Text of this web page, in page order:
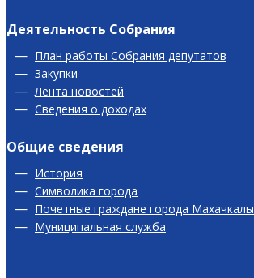
Деятельность Собрания
План работы Собрания депутатов
Закупки
Лента новостей
Сведения о доходах
Общие сведения
История
Символика города
Почетные граждане города Махачкалы
Муниципальная служба